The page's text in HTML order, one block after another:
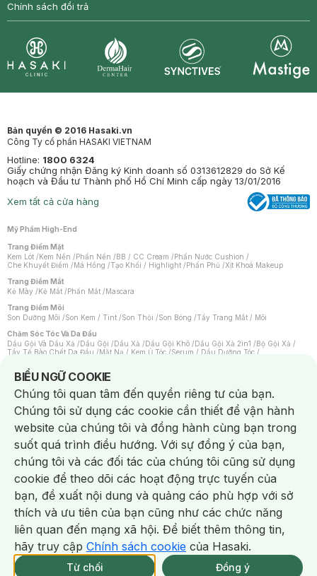
Giao Nhanh Miễn Phí 2H.
tại 337 Chi Nhánh (Trễ tặng 100K)
Chính sách đổi trả
Bản quyền © 2016 Hasaki.vn
Công Ty cổ phần HASAKI VIETNAM
Hotline: 1800 6324
Giấy chứng nhận Đăng ký Kinh doanh số 0313612829 do Sở Kế
hoạch và Đầu tư Thành phố Hồ Chí Minh cấp ngày 13/01/2016
Xem tất cả cửa hàng
Mỹ Phẩm High-End
Trang Điểm Mặt
Kem Lót /Kem Nền /Phấn Nền /BB / CC Cream /Phấn Nước Cushion /
Che Khuyết Điểm /Má Hồng /Tạo Khối / Highlight /Phấn Phủ /Xịt Khoá Makeup
Trang Điểm Mắt
Kẻ Mày /Kẻ Mắt /Phấn Mắt /Mascara
Trang Điểm Môi
Son Dưỡng Môi /Son Kem / Tint /Son Thỏi /Son Bóng /Tẩy Trang Mắt / Môi
Chăm Sóc Tóc Và Da Đầu
Dầu Gội Và Dầu Xả /Dầu Gội /Dầu Xả /Dầu Gội Khô /Dầu Gội Xả 2in1 /Bộ Gội Xả /
Tẩy Tế Bào Chết Da Đầu /Mặt Nạ / Kem Ủ Tóc /Serum / Dầu Dưỡng Tóc /
Máy Sấy Tóc
Lược
Kem Tẩy Lông/Dụng Cụ Tẩy Lông
Nước Hoa
Nước Hoa Nam Nước Hoa Cao Cấp Xịt Thơm Toàn Thân
Nước Hoa Vùng Kín
Chăm Sóc Cá Nhân
Chống Muỗi
Khẩu Trang Máy Massage Mặt Nạ Xông Hơi/Nước Rửa Tay
Sản Phẩm Chăm Sóc Khác/ Bàn Chải Đánh Răng /Bàn Chải Điện/
Hỗ Trợ Trắng Răng / Kem Đánh Răng Máy Tăm Nước Nước Súc Miệng
Tăm / Chỉ Nha Khoa /Xịt Thơm Miệng / Dung Dịch Vệ Sinh/Dưỡng Vùng Kín/
Khăn Ướt Vệ Sinh Vùng Kín
/Băng Vệ Sinh Tampon Bọt Cạo Râu Dao Cạo Râu/
Máy Cạo Râu
Vấn Đề Về Da
Da Dầu / Lỗ Chân Lông To
Da Khô / Mất Nước /Da Lão Hóa / Da Mụn/
Da Nhạy Cảm / Kích Ứng/Da Xỉn Màu/Thâm / Nám / Tàn Nhang/
Quầng Thâm & Bọng Mắt/ Sẹo
Viêm Da Cơ Địa
Dụng Cụ / Phụ Kiện Chăm Sóc Da
/Khăn Lau Mặt Khô Dụng Cụ / Máy Rửa Mặt/Máy Chăm Sóc Da
BIỂU NGỮ COOKIE
Notice about cookies usage
Chúng tôi quan tâm đến quyền riêng tư của bạn.
Chúng tôi sử dụng các cookie cần thiết để vận hành
website của chúng tôi và đồng hành cùng bạn trong
suốt quá trình điều hướng. Với sự đồng ý của bạn,
chúng tôi và các đối tác của chúng tôi cũng sử dụng
cookie để theo dõi các hoạt động trực tuyến của
bạn, đề xuất nội dung và quảng cáo phù hợp với sở
thích và ưu tiên của bạn cũng như các chức năng
liên quan đến mạng xã hội. Để biết thêm thông tin,
hãy truy cập Chính sách cookie của Hasaki.
Từ chối Đồng ý